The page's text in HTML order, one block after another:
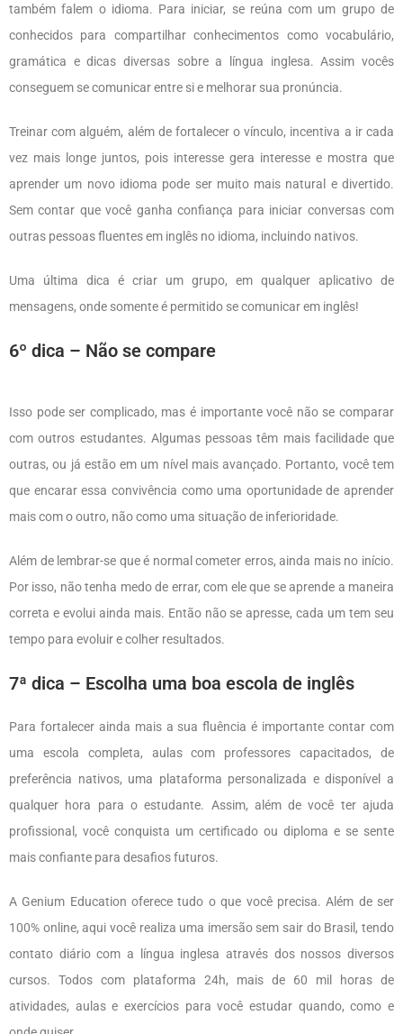
também falem o idioma. Para iniciar, se reúna com um grupo de
conhecidos para compartilhar conhecimentos como vocabulário,
gramática e dicas diversas sobre a língua inglesa. Assim vocês
conseguem se comunicar entre si e melhorar sua pronúncia.
Treinar com alguém, além de fortalecer o vínculo, incentiva a ir cada
vez mais longe juntos, pois interesse gera interesse e mostra que
aprender um novo idioma pode ser muito mais natural e divertido.
Sem contar que você ganha confiança para iniciar conversas com
outras pessoas fluentes em inglês no idioma, incluindo nativos.
Uma última dica é criar um grupo, em qualquer aplicativo de
mensagens, onde somente é permitido se comunicar em inglês!
6º dica – Não se compare
Isso pode ser complicado, mas é importante você não se comparar
com outros estudantes. Algumas pessoas têm mais facilidade que
outras, ou já estão em um nível mais avançado. Portanto, você tem
que encarar essa convivência como uma oportunidade de aprender
mais com o outro, não como uma situação de inferioridade.
Além de lembrar-se que é normal cometer erros, ainda mais no início.
Por isso, não tenha medo de errar, com ele que se aprende a maneira
correta e evolui ainda mais. Então não se apresse, cada um tem seu
tempo para evoluir e colher resultados.
7ª dica – Escolha uma boa escola de inglês
Para fortalecer ainda mais a sua fluência é importante contar com
uma escola completa, aulas com professores capacitados, de
preferência nativos, uma plataforma personalizada e disponível a
qualquer hora para o estudante. Assim, além de você ter ajuda
profissional, você conquista um certificado ou diploma e se sente
mais confiante para desafios futuros.
A Genium Education oferece tudo o que você precisa. Além de ser
100% online, aqui você realiza uma imersão sem sair do Brasil, tendo
contato diário com a língua inglesa através dos nossos diversos
cursos. Todos com plataforma 24h, mais de 60 mil horas de
atividades, aulas e exercícios para você estudar quando, como e